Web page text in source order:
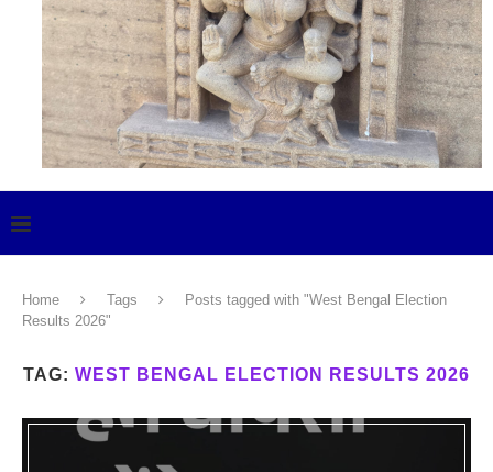
Home Tags
Posts tagged with "West Bengal Election
Results 2026"
TAG: WEST BENGAL ELECTION RESULTS 2026